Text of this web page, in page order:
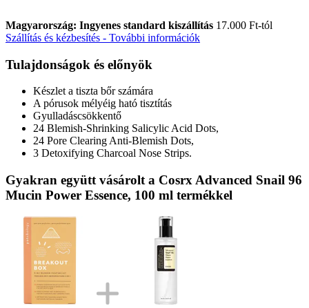
Magyarország: Ingyenes standard kiszállítás 17.000 Ft-tól
Szállítás és kézbesítés - További információk
Tulajdonságok és előnyök
Készlet a tiszta bőr számára
A pórusok mélyéig ható tisztítás
Gyulladáscsökkentő
24 Blemish-Shrinking Salicylic Acid Dots,
24 Pore Clearing Anti-Blemish Dots,
3 Detoxifying Charcoal Nose Strips.
Gyakran együtt vásárolt a Cosrx Advanced Snail 96
Mucin Power Essence, 100 ml termékkel